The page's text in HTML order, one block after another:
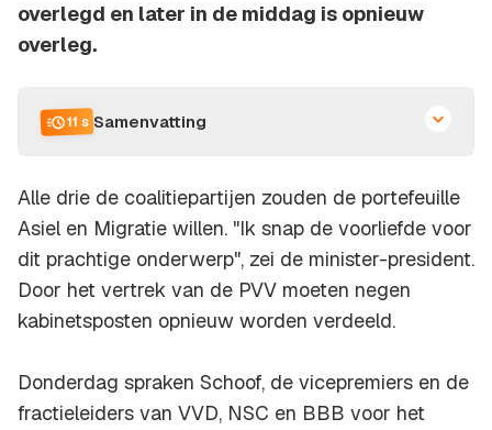
overlegd en later in de middag is opnieuw
overleg.
11 s Samenvatting
Alle drie de coalitiepartijen zouden de portefeuille
Asiel en Migratie willen. "Ik snap de voorliefde voor
dit prachtige onderwerp", zei de minister-president.
Door het vertrek van de PVV moeten negen
kabinetsposten opnieuw worden verdeeld.
Donderdag spraken Schoof, de vicepremiers en de
fractieleiders van VVD, NSC en BBB voor het